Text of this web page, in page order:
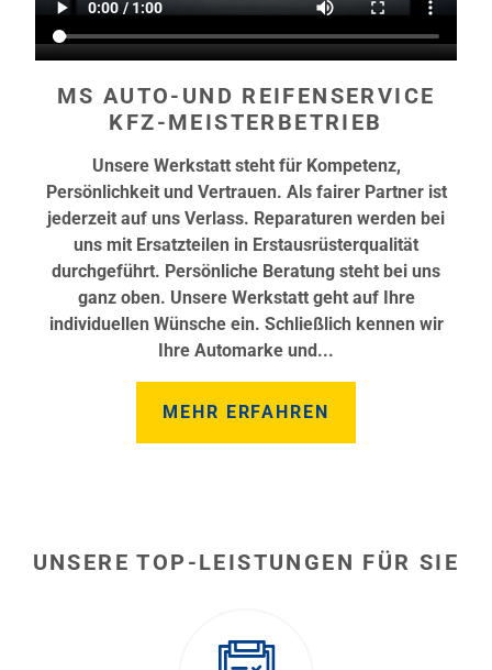
MS AUTO-UND REIFENSERVICE
KFZ-MEISTERBETRIEB
Unsere Werkstatt steht für Kompetenz,
Persönlichkeit und Vertrauen. Als fairer Partner ist
jederzeit auf uns Verlass. Reparaturen werden bei
uns mit Ersatzteilen in Erstausrüsterqualität
durchgeführt. Persönliche Beratung steht bei uns
ganz oben. Unsere Werkstatt geht auf Ihre
individuellen Wünsche ein. Schließlich kennen wir
Ihre Automarke und...
MEHR ERFAHREN
UNSERE TOP-LEISTUNGEN FÜR SIE